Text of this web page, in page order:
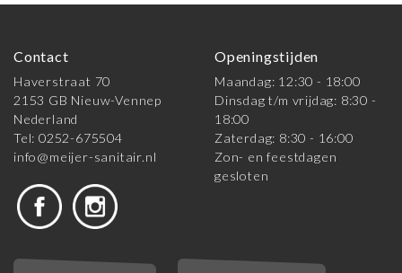
Contact
Haverstraat 70
2153 GB Nieuw-Vennep
Nederland
Tel: 0252-675504
info@meijer-sanitair.nl
Openingstijden
Maandag: 12:30 - 18:00
Dinsdag t/m vrijdag: 8:30 -
18:00
Zaterdag: 8:30 - 16:00
Zon- en feestdagen
gesloten